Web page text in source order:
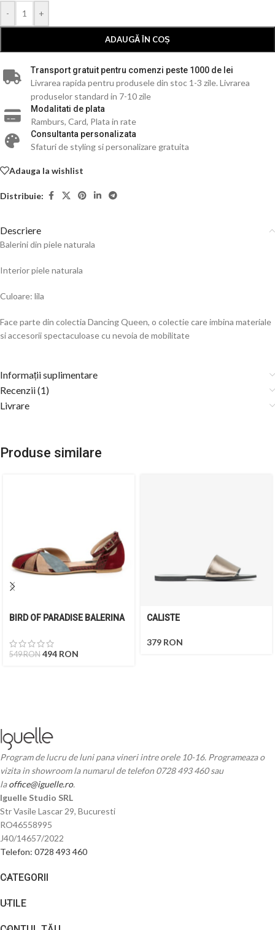
- +
ADAUGĂ ÎN COȘ
Transport gratuit pentru comenzi peste 1000 de lei
Livrarea rapida pentru produsele din stoc 1-3 zile. Livrarea
produselor standard in 7-10 zile
Modalitati de plata
Ramburs, Card, Plata in rate
Consultanta personalizata
Sfaturi de styling si personalizare gratuita
Adauga la wishlist
Distribuie:
Descriere
Balerini din piele naturala
Interior piele naturala
Culoare: lila
Face parte din colectia Dancing Queen, o colectie care imbina materiale
si accesorii spectaculoase cu nevoia de mobilitate
Informații suplimentare
Recenzii (1)
Livrare
Produse similare
BIRD OF PARADISE BALERINA
549RON 494 RON
CALISTE
379 RON
Program de lucru de luni pana vineri intre orele 10-16. Programeaza o
vizita in showroom la numarul de telefon 0728 493 460 sau
laoffice@iguelle.ro.
Iguelle Studio SRL
Str Vasile Lascar 29, Bucuresti
RO46558995
J40/14657/2022
Telefon: 0728 493 460
CATEGORII
UTILE